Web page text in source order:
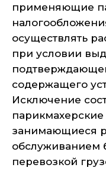
применяющие
осуществлять
при условии
содержащего
Исключение
парикмахерские
занимающиеся
обслуживанием
перевозкой